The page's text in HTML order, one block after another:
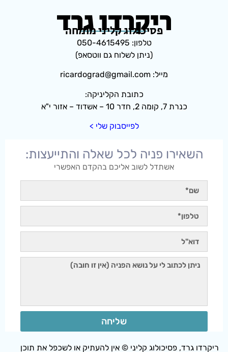
ריקרדו גרד
פסיכולוג קליני מומחה
טלפון: 050-4615495
(ניתן לשלוח גם ווטסאפ)
מייל: ricardograd@gmail.com
כתובת הקליניקה:
כנרת 7, קומה 2, חדר 10 – אשדוד – אזור י"א
לפייסבוק שלי >
השאירו פניה לכל שאלה והתייעצות:
אשתדל לשוב אליכם בהקדם האפשרי
שליחה
ריקרדו גרד, פסיכולוג קליני © אין להעתיק או לשכפל את תוכן